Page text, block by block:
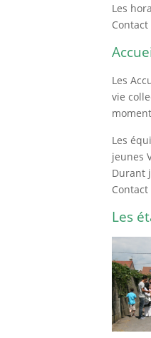
Les
Les
vie
Les
jeunes
Durant
Les